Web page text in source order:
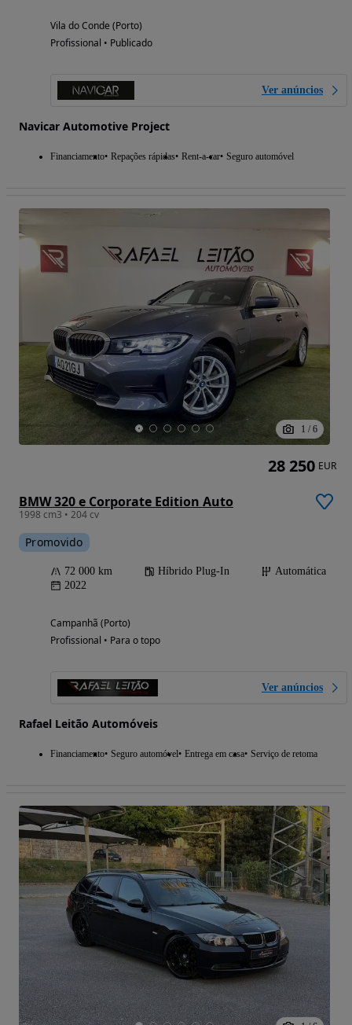
Vila do Conde (Porto)
Profissional • Publicado
Ver anúncios
Navicar Automotive Project
Financiamento Repações rápidas Rent-a-car Seguro automóvel
1 / 6
BMW 320 e Corporate Edition Auto
1998 cm3 • 204 cv
Promovido
72 000 km Híbrido Plug-In
Automática
2022
Campanhã (Porto)
Profissional • Para o topo
Ver anúncios
Rafael Leitão Automóveis
Financiamento Seguro automóvel Entrega em casa Serviço de retoma
28 250 EUR